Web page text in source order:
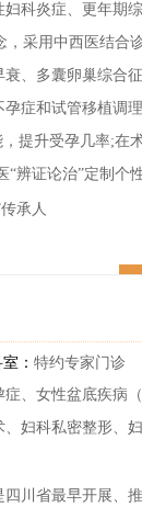
科炎症、更年期
，采用中西医结合
、多囊卵巢综合
症和试管移植调
提升受孕几率;在
辨证论治”定制个
承人
年
级研修班学员
员会委员
委员会高级专科会
： 特约专家门诊
、女性盆底疾病
妇科私密整形、
川省最早开展、